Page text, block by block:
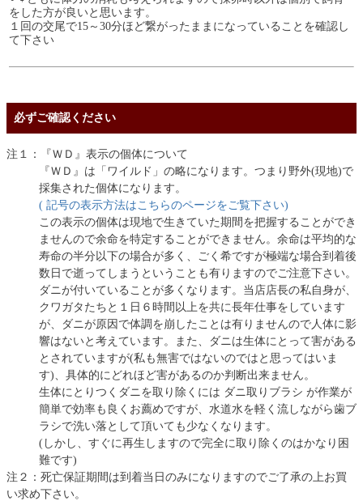
をした方が良いと思います。
１回の交尾で15～30分ほど繋がったままになっていることを確認し
て下さい
必ずご確認ください
注１：『ＷＤ』表示の個体について
『ＷＤ』は「ワイルド」の略になります。つまり野外(現地)で
採集された個体になります。
( 記号の表示方法はこちらのページをご覧下さい)
この表示の個体は現地で生きていた期間を把握することができ
ませんので余命を特定することができません。余命は平均的な
寿命の半分以下の場合が多く、ごく希ですが極端な場合到着後
数日で逝ってしまうということも有りますのでご注意下さい。
ダニが付いていることが多くなります。当店店長の私自身が、
クワガタたちと１日６時間以上を共に長年仕事をしています
が、ダニが原因で体調を崩したことは有りませんので人体に影
響はないと考えています。また、ダニは生体にとって害がある
とされていますが(私も無害ではないのではと思ってはいま
す)、具体的にどれほど害があるのか判断出来ません。
生体にとりつくダニを取り除くには ダニ取りブラシ が作業が
簡単で効率も良くお薦めですが、水道水を軽く流しながら歯ブ
ラシで洗い落として頂いても少なくなります。
(しかし、すぐに再生しますので完全に取り除くのはかなり困
難です)
注２：死亡保証期間は到着当日のみになりますのでご了承の上お買
い求め下さい。